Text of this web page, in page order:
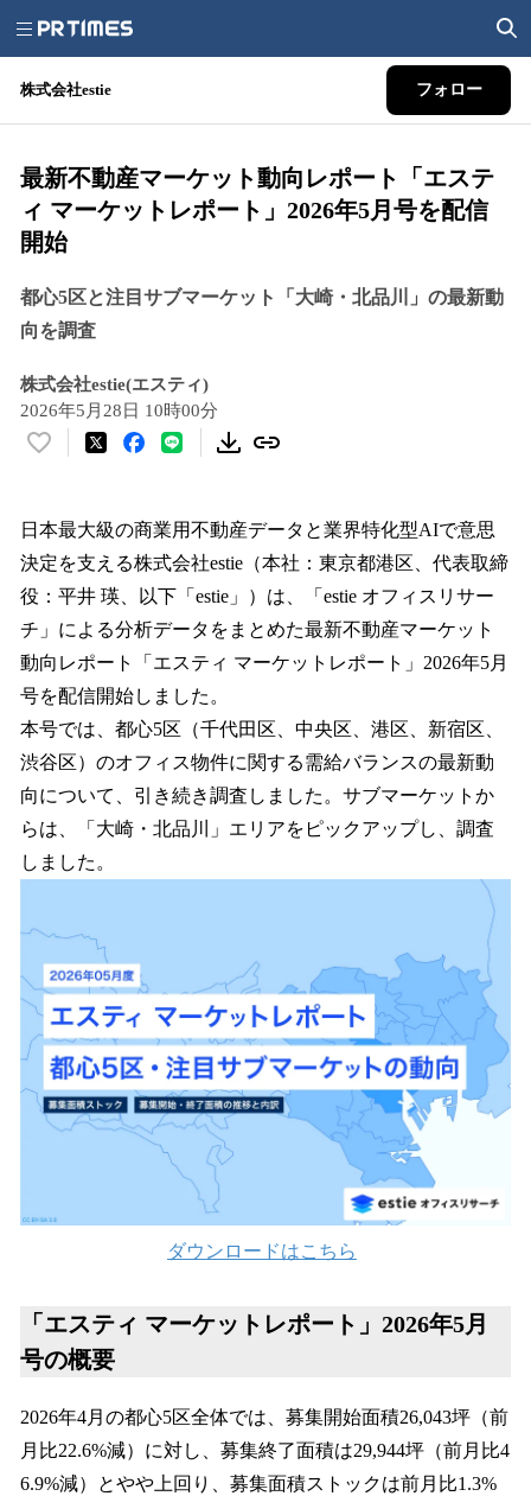
株式会社estie フォロー
最新不動産マーケット動向レポート「エステ
ィ マーケットレポート」2026年5月号を配信
開始
都心5区と注目サブマーケット「大崎・北品川」の最新動
向を調査
株式会社estie(エスティ)
2026年5月28日 10時00分
い
！
数
を
読
み
込
み
中
で
す
日本最大級の商業用不動産データと業界特化型AIで意思
決定を支える株式会社estie（本社：東京都港区、代表取締
役：平井 瑛、以下「estie」）は、「estie オフィスリサー
チ」による分析データをまとめた最新不動産マーケット
動向レポート「エスティ マーケットレポート」2026年5月
号を配信開始しました。
本号では、都心5区（千代田区、中央区、港区、新宿区、
渋谷区）のオフィス物件に関する需給バランスの最新動
向について、引き続き調査しました。サブマーケットか
らは、「大崎・北品川」エリアをピックアップし、調査
しました。
ダウンロードはこちら
「エスティ マーケットレポート」2026年5月
号の概要
2026年4月の都心5区全体では、募集開始面積26,043坪（前
月比22.6%減）に対し、募集終了面積は29,944坪（前月比4
6.9%減）とやや上回り、募集面積ストックは前月比1.3%